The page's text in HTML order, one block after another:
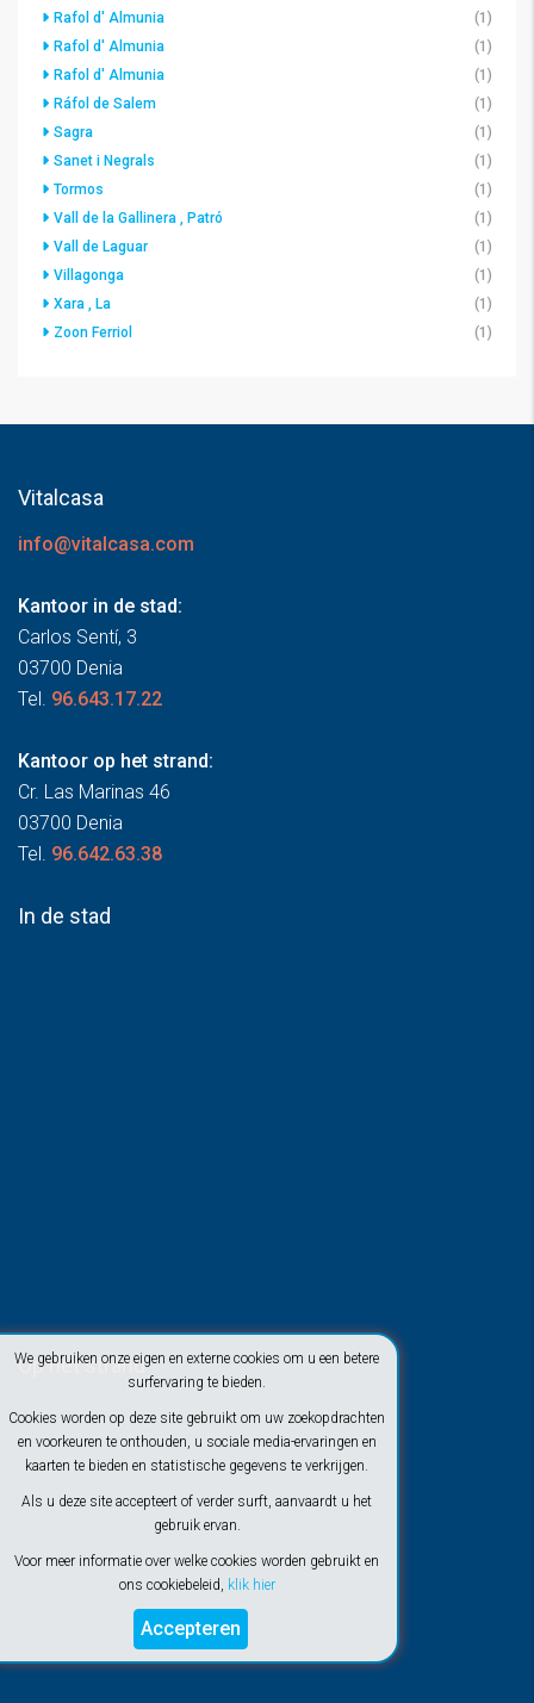
We gebruiken onze eigen en externe cookies om u een betere
surfervaring te bieden.
Cookies worden op deze site gebruikt om uw zoekopdrachten
en voorkeuren te onthouden, u sociale media-ervaringen en
kaarten te bieden en statistische gegevens te verkrijgen.
Als u deze site accepteert of verder surft, aanvaardt u het
gebruik ervan.
Voor meer informatie over welke cookies worden gebruikt en
ons cookiebeleid, klik hier
Accepteren
Rafol d' Almunia
(1)
Rafol d' Almunia
(1)
Rafol d' Almunia
(1)
Ráfol de Salem
(1)
Sagra
(1)
Sanet i Negrals
(1)
Tormos
(1)
Vall de la Gallinera , Patró
(1)
Vall de Laguar
(1)
Villagonga
(1)
Xara , La
(1)
Zoon Ferriol
(1)
Vitalcasa
info@vitalcasa.com
Kantoor in de stad:
Carlos Sentí, 3
03700 Denia
Tel. 96.643.17.22
Kantoor op het strand:
Cr. Las Marinas 46
03700 Denia
Tel. 96.642.63.38
In de stad
Op het strand